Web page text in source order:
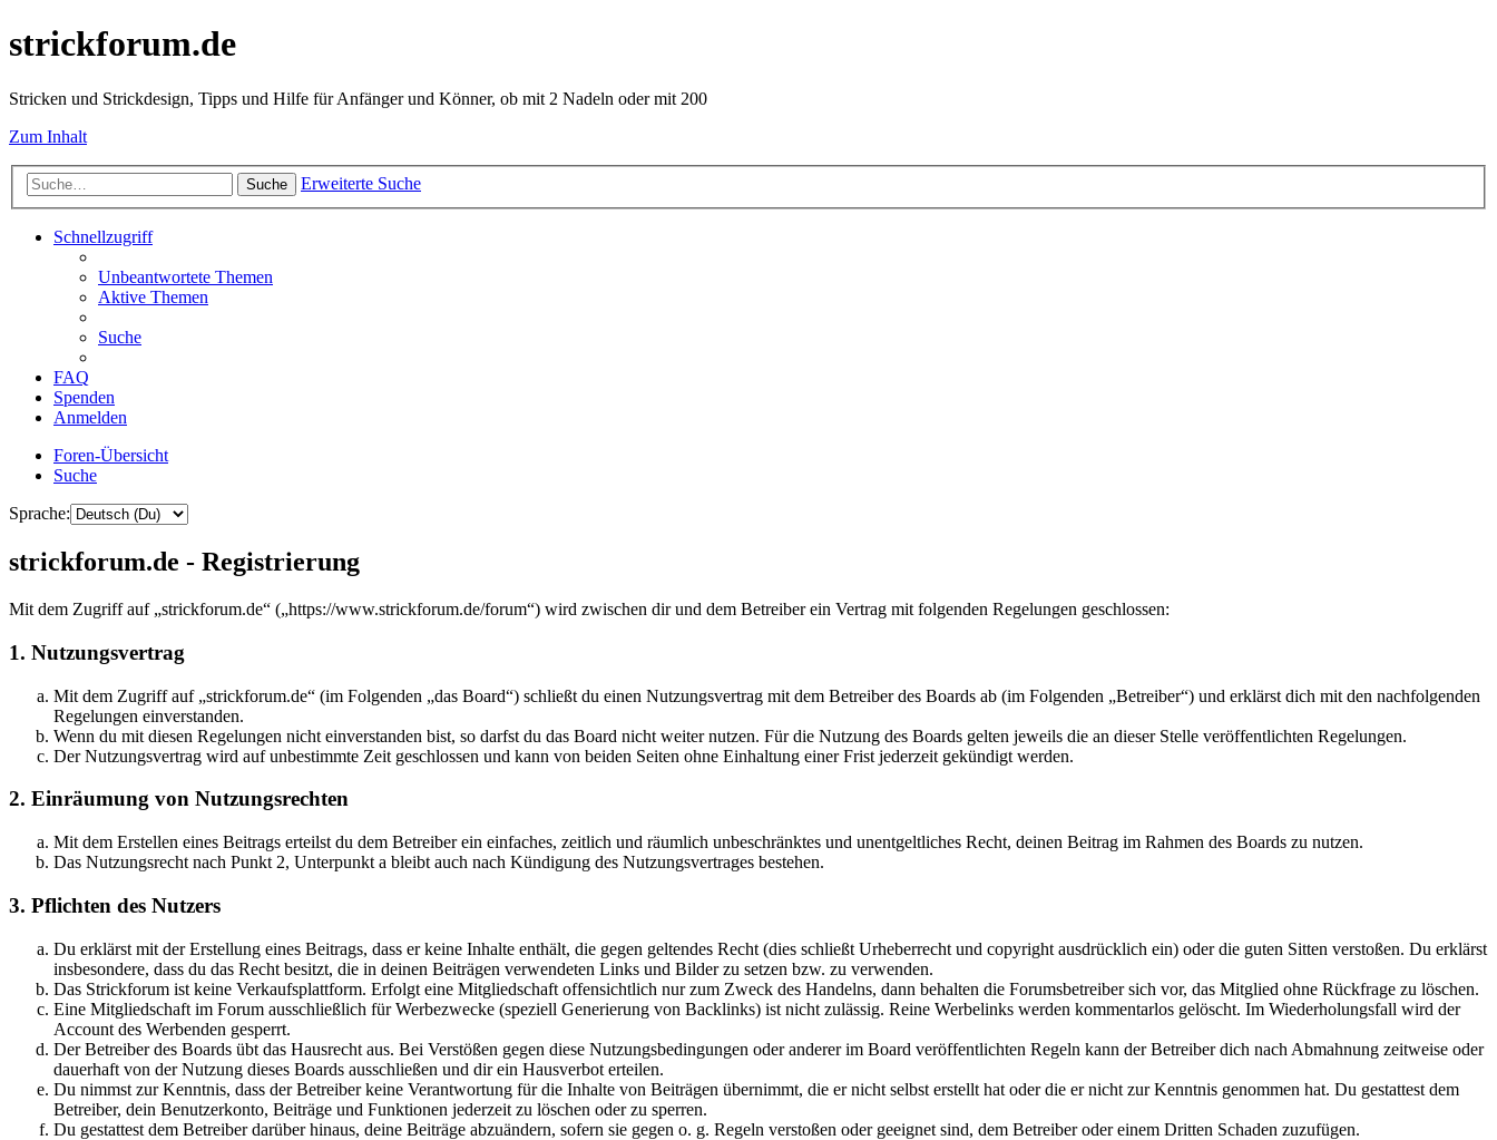
strickforum.de
Stricken und Strickdesign, Tipps und Hilfe für Anfänger und Könner, ob mit 2 Nadeln oder mit 200
Zum Inhalt
Suche Erweiterte Suche
Schnellzugriff
Unbeantwortete Themen
Aktive Themen
Suche
FAQ
Spenden
Anmelden
Foren-Übersicht
Suche
Sprache:
strickforum.de - Registrierung
Mit dem Zugriff auf „strickforum.de“ („https://www.strickforum.de/forum“) wird zwischen dir und dem Betreiber ein Vertrag mit folgenden Regelungen geschlossen:
1. Nutzungsvertrag
Mit dem Zugriff auf „strickforum.de“ (im Folgenden „das Board“) schließt du einen Nutzungsvertrag mit dem Betreiber des Boards ab (im Folgenden „Betreiber“) und erklärst dich mit den nachfolgenden
Regelungen einverstanden.
Wenn du mit diesen Regelungen nicht einverstanden bist, so darfst du das Board nicht weiter nutzen. Für die Nutzung des Boards gelten jeweils die an dieser Stelle veröffentlichten Regelungen.
Der Nutzungsvertrag wird auf unbestimmte Zeit geschlossen und kann von beiden Seiten ohne Einhaltung einer Frist jederzeit gekündigt werden.
2. Einräumung von Nutzungsrechten
Mit dem Erstellen eines Beitrags erteilst du dem Betreiber ein einfaches, zeitlich und räumlich unbeschränktes und unentgeltliches Recht, deinen Beitrag im Rahmen des Boards zu nutzen.
Das Nutzungsrecht nach Punkt 2, Unterpunkt a bleibt auch nach Kündigung des Nutzungsvertrages bestehen.
3. Pflichten des Nutzers
Du erklärst mit der Erstellung eines Beitrags, dass er keine Inhalte enthält, die gegen geltendes Recht (dies schließt Urheberrecht und copyright ausdrücklich ein) oder die guten Sitten verstoßen. Du erklärst
insbesondere, dass du das Recht besitzt, die in deinen Beiträgen verwendeten Links und Bilder zu setzen bzw. zu verwenden.
Das Strickforum ist keine Verkaufsplattform. Erfolgt eine Mitgliedschaft offensichtlich nur zum Zweck des Handelns, dann behalten die Forumsbetreiber sich vor, das Mitglied ohne Rückfrage zu löschen.
Eine Mitgliedschaft im Forum ausschließlich für Werbezwecke (speziell Generierung von Backlinks) ist nicht zulässig. Reine Werbelinks werden kommentarlos gelöscht. Im Wiederholungsfall wird der
Account des Werbenden gesperrt.
Der Betreiber des Boards übt das Hausrecht aus. Bei Verstößen gegen diese Nutzungsbedingungen oder anderer im Board veröffentlichten Regeln kann der Betreiber dich nach Abmahnung zeitweise oder
dauerhaft von der Nutzung dieses Boards ausschließen und dir ein Hausverbot erteilen.
Du nimmst zur Kenntnis, dass der Betreiber keine Verantwortung für die Inhalte von Beiträgen übernimmt, die er nicht selbst erstellt hat oder die er nicht zur Kenntnis genommen hat. Du gestattest dem
Betreiber, dein Benutzerkonto, Beiträge und Funktionen jederzeit zu löschen oder zu sperren.
Du gestattest dem Betreiber darüber hinaus, deine Beiträge abzuändern, sofern sie gegen o. g. Regeln verstoßen oder geeignet sind, dem Betreiber oder einem Dritten Schaden zuzufügen.